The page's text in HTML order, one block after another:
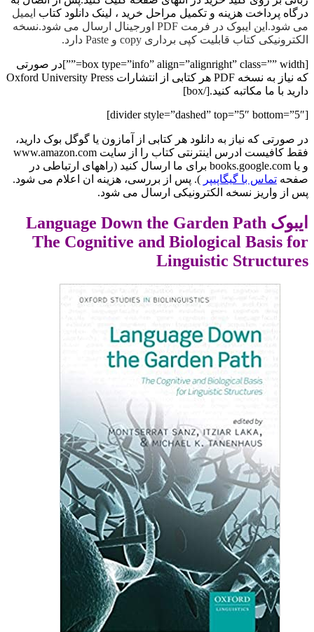
درگاه پرداخت هزینه و تکمیل مراحل خرید ، لینک دانلود کتاب ایمیل
می شود.این ایبوک در فرمت PDF اورجینال ارسال می شود.نسخه
الکترونیکی کتاب قابلیت کپی برداری copy و Paste دارد.
[box type=”info” align=”alignright” class=”” width=””]در صورتی
که نیاز به نسخه PDF هر کتابی از انتشارات Oxford University Press
دارید با ما مکاتبه کنید.[/box]
[divider style=”dashed” top=”5″ bottom=”5″]
در صورتی که نیاز به دانلود هر کتابی از آمازون یا گوگل بوک دارید،
فقط کافیست ادرس اینترنتی کتاب را از سایت www.amazon.com
و یا books.google.com برای ما ارسال کنید (راههای ارتباطی در
صفحه تماس با گیگاپیپر ). پس از بررسی، هزینه ان اعلام می شود.
پس از واریز نسخه الکترونیکی ارسال می شود.
ایبوک Language Down the Garden Path
The Cognitive and Biological Basis for
Linguistic Structures